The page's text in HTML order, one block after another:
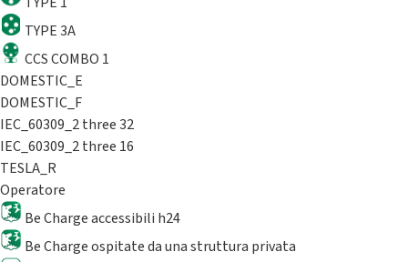
TYPE 3A
CCS COMBO 1
DOMESTIC_E
DOMESTIC_F
IEC_60309_2 three 32
IEC_60309_2 three 16
TESLA_R
Operatore
Be Charge accessibili h24
Be Charge ospitate da una struttura privata